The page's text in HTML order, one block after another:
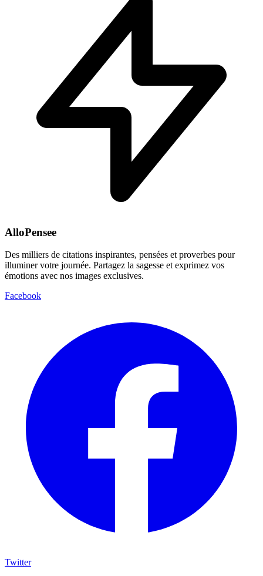
AlloPensee
Des milliers de citations inspirantes, pensées et proverbes pour
illuminer votre journée. Partagez la sagesse et exprimez vos
émotions avec nos images exclusives.
Facebook
Twitter